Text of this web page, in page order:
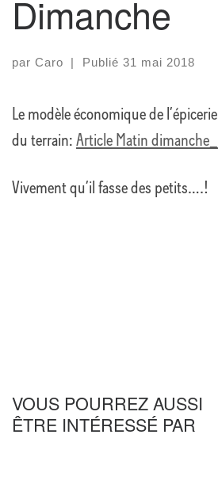
Dimanche
par Caro | Publié 31 mai 2018
Le modèle économique de
du terrain:Article Matin
Vivement qu’il fasse des petits….!
VOUS POURREZ AUSSI
ÊTRE INTÉRESSÉ PAR